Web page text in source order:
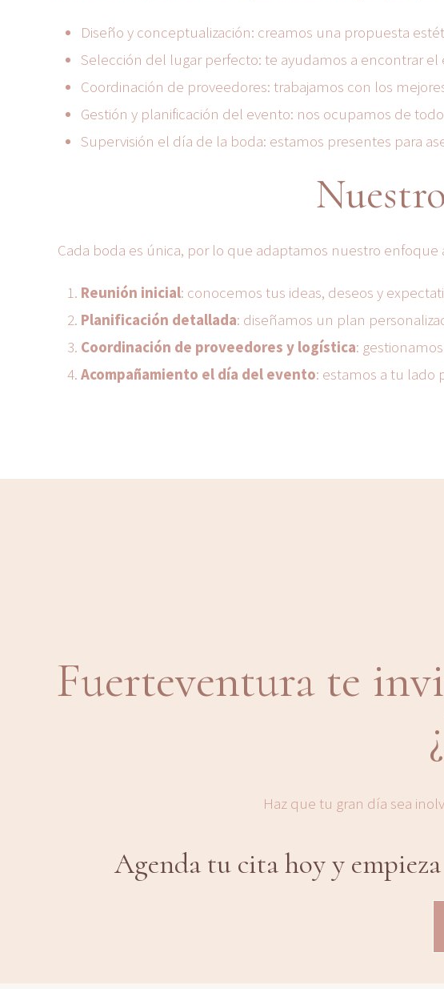
Diseño y conceptualización: creamos una propuesta
Selección del lugar perfecto: te ayudamos a encontrar
Coordinación de proveedores: trabajamos con los
Gestión y planificación del evento: nos ocupamos de
Supervisión el día de la boda: estamos presentes para
Cada boda es única, por lo que adaptamos nuestro enfoque
Reunión inicial: conocemos tus ideas, deseos y
Planificación detallada: diseñamos un plan
Coordinación de proveedores y logística:
Acompañamiento el día del evento: estamos a tu lado
Fuerteventura te
Haz que tu gran día sea
Agenda tu cita hoy y